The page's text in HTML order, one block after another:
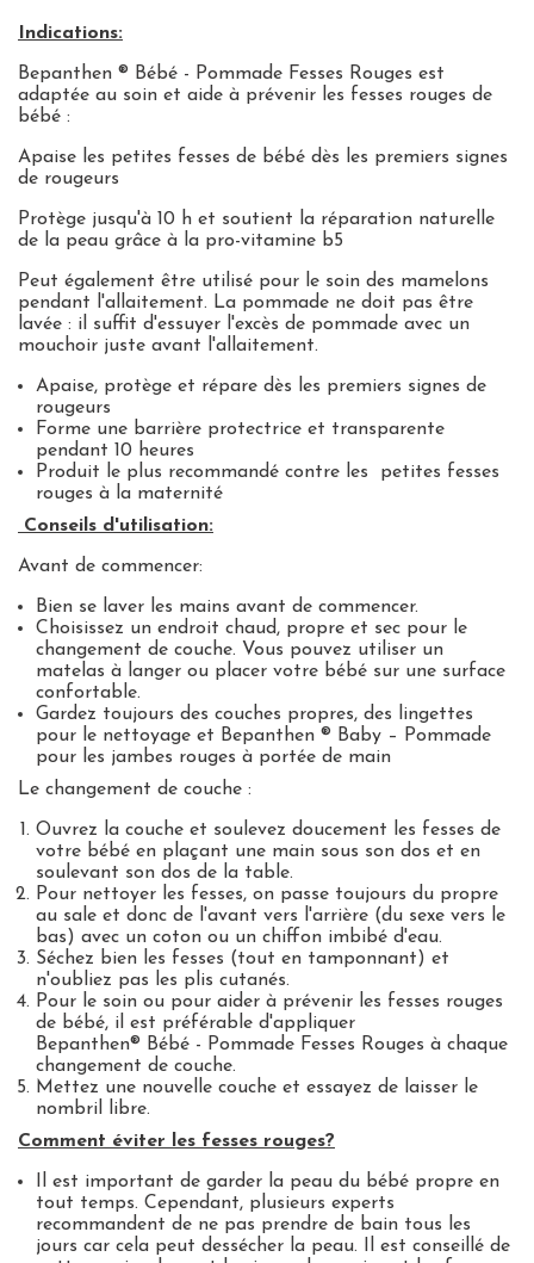
Indications:
Bepanthen ® Bébé - Pommade Fesses Rouges est
adaptée au soin et aide à prévenir les fesses rouges de
bébé :
Apaise les petites fesses de bébé dès les premiers signes
de rougeurs
Protège jusqu'à 10 h et soutient la réparation naturelle
de la peau grâce à la pro-vitamine b5
Peut également être utilisé pour le soin des mamelons
pendant l'allaitement. La pommade ne doit pas être
lavée : il suffit d'essuyer l'excès de pommade avec un
mouchoir juste avant l'allaitement.
Apaise, protège et répare dès les premiers signes de
rougeurs
Forme une barrière protectrice et transparente
pendant 10 heures
Produit le plus recommandé contre les petites fesses
rouges à la maternité
Conseils d'utilisation:
Avant de commencer:
Bien se laver les mains avant de commencer.
Choisissez un endroit chaud, propre et sec pour le
changement de couche. Vous pouvez utiliser un
matelas à langer ou placer votre bébé sur une surface
confortable.
Gardez toujours des couches propres, des lingettes
pour le nettoyage et Bepanthen ® Baby – Pommade
pour les jambes rouges à portée de main
Le changement de couche :
Ouvrez la couche et soulevez doucement les fesses de
votre bébé en plaçant une main sous son dos et en
soulevant son dos de la table.
Pour nettoyer les fesses, on passe toujours du propre
au sale et donc de l'avant vers l'arrière (du sexe vers le
bas) avec un coton ou un chiffon imbibé d'eau.
Séchez bien les fesses (tout en tamponnant) et
n'oubliez pas les plis cutanés.
Pour le soin ou pour aider à prévenir les fesses rouges
de bébé, il est préférable d'appliquer
Bepanthen® Bébé - Pommade Fesses Rouges à chaque
changement de couche.
Mettez une nouvelle couche et essayez de laisser le
nombril libre.
Comment éviter les fesses rouges?
Il est important de garder la peau du bébé propre en
tout temps. Cependant, plusieurs experts
recommandent de ne pas prendre de bain tous les
jours car cela peut dessécher la peau.
Il est conseillé de